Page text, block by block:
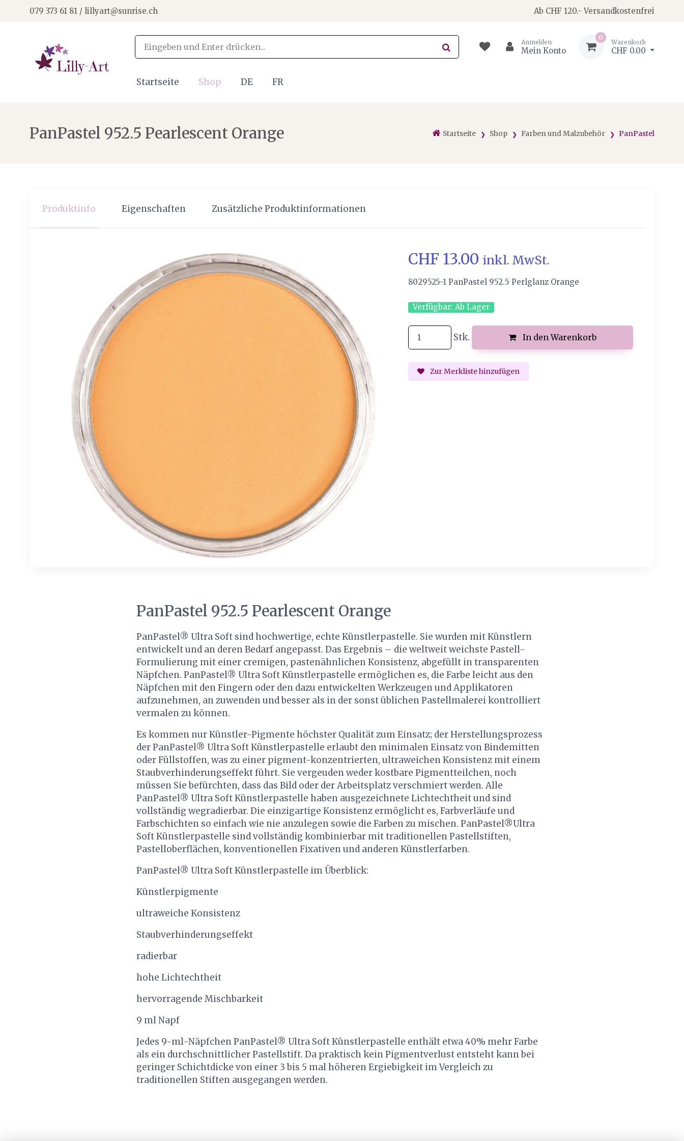
079 373 61 81 / lillyart@sunrise.ch Ab CHF 120.- Versandkostenfrei
Anmelden
Mein Konto
0
Warenkorb
CHF 0.00
Startseite Shop DE FR
Startseite Shop Farben und Malzubehör PanPastel
PanPastel 952.5 Pearlescent Orange
Produktinfo Eigenschaften Zusätzliche Produktinformationen
CHF 13.00 inkl. MwSt.
8029525-1 PanPastel 952.5 Perlglanz Orange
Verfügbar: Ab Lager
Stk. In den Warenkorb
Zur Merkliste hinzufügen
PanPastel 952.5 Pearlescent Orange
PanPastel® Ultra Soft sind hochwertige, echte Künstlerpastelle. Sie wurden mit Künstlern
entwickelt und an deren Bedarf angepasst. Das Ergebnis – die weltweit weichste Pastell-
Formulierung mit einer cremigen, pastenähnlichen Konsistenz, abgefüllt in transparenten
Näpfchen. PanPastel® Ultra Soft Künstlerpastelle ermöglichen es, die Farbe leicht aus den
Näpfchen mit den Fingern oder den dazu entwickelten Werkzeugen und Applikatoren
aufzunehmen, an zuwenden und besser als in der sonst üblichen Pastellmalerei kontrolliert
vermalen zu können.
Es kommen nur Künstler-Pigmente höchster Qualität zum Einsatz; der Herstellungsprozess
der PanPastel® Ultra Soft Künstlerpastelle erlaubt den minimalen Einsatz von Bindemitten
oder Füllstoffen, was zu einer pigment-konzentrierten, ultraweichen Konsistenz mit einem
Staubverhinderungseffekt führt. Sie vergeuden weder kostbare Pigmentteilchen, noch
müssen Sie befürchten, dass das Bild oder der Arbeitsplatz verschmiert werden. Alle
PanPastel® Ultra Soft Künstlerpastelle haben ausgezeichnete Lichtechtheit und sind
vollständig wegradierbar. Die einzigartige Konsistenz ermöglicht es, Farbverläufe und
Farbschichten so einfach wie nie anzulegen sowie die Farben zu mischen. PanPastel®Ultra
Soft Künstlerpastelle sind vollständig kombinierbar mit traditionellen Pastellstiften,
Pastelloberflächen, konventionellen Fixativen und anderen Künstlerfarben.
PanPastel® Ultra Soft Künstlerpastelle im Überblick:
Künstlerpigmente
ultraweiche Konsistenz
Staubverhinderungseffekt
radierbar
hohe Lichtechtheit
hervorragende Mischbarkeit
9 ml Napf
Jedes 9-ml-Näpfchen PanPastel® Ultra Soft Künstlerpastelle enthält etwa 40% mehr Farbe
als ein durchschnittlicher Pastellstift. Da praktisch kein Pigmentverlust entsteht kann bei
geringer Schichtdicke von einer 3 bis 5 mal höheren Ergiebigkeit im Vergleich zu
traditionellen Stiften ausgegangen werden.